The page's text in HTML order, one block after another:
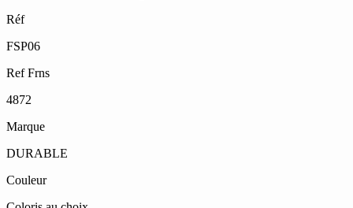
magnétique
Réf
FSP06
Ref Frns
4872
Marque
DURABLE
Couleur